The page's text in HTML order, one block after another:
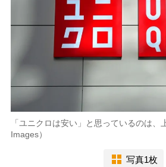
「ユニクロは安い」と思っているのは、
Images）
写真1枚